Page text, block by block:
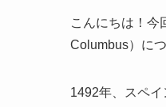
こんにちは！今
Columbus）につ
1492年、スペ